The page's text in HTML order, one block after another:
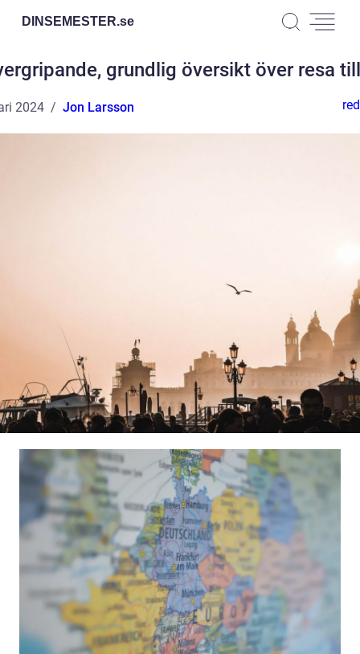
DINSEMESTER.se
grundlig översikt över resa
2024 Jon Larsson